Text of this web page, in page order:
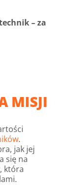
– za
MISJI
.
jak jej
się na
która